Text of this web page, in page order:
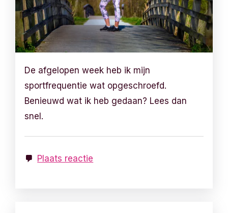
De afgelopen week heb ik mijn
sportfrequentie wat opgeschroefd.
Benieuwd wat ik heb gedaan? Lees dan
snel.
Plaats reactie